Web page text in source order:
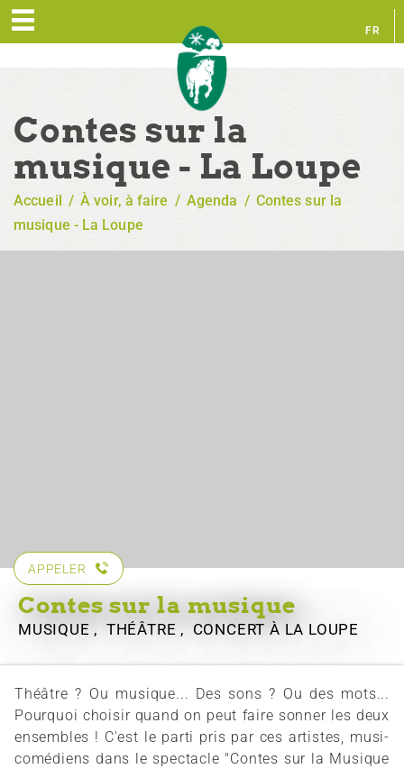
FR
Contes sur la
musique - La Loupe
Accueil / À voir, à faire / Agenda / Contes sur la
musique - La Loupe
APPELER
Contes sur la musique
MUSIQUE , THÉÂTRE , CONCERTÀ LA LOUPE
Théâtre ? Ou musique... Des sons ? Ou des mots...
Pourquoi choisir quand on peut faire sonner les deux
ensembles ! C'est le parti pris par ces artistes, musi-
comédiens dans le spectacle "Contes sur la Musique